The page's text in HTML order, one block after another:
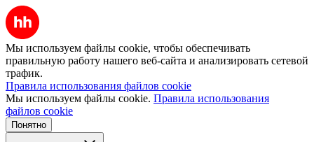
Мы используем файлы cookie, чтобы обеспечивать
правильную работу нашего веб-сайта и анализировать сетевой
трафик.
Правила использования файлов cookie
Мы используем файлы cookie. Правила использования
файлов cookie
Понятно